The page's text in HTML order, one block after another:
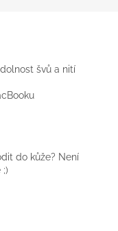
švů a nití
do kůže? Není